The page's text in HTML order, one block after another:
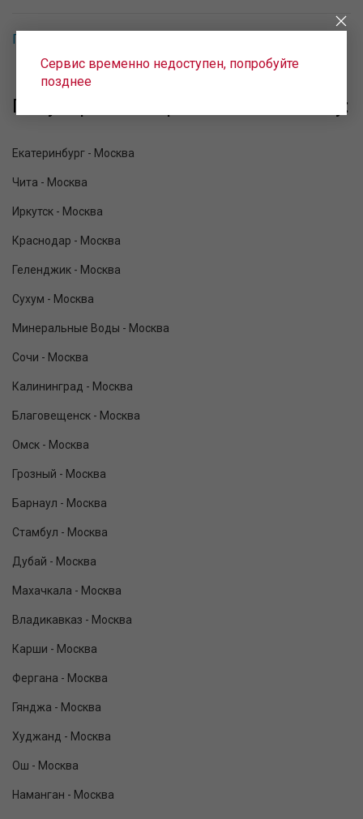
Популярные направления в Ереван
Популярные направления в Москву:
Екатеринбург - Москва
Чита - Москва
Иркутск - Москва
Краснодар - Москва
Геленджик - Москва
Сухум - Москва
Минеральные Воды - Москва
Сочи - Москва
Калининград - Москва
Благовещенск - Москва
Омск - Москва
Грозный - Москва
Барнаул - Москва
Стамбул - Москва
Дубай - Москва
Махачкала - Москва
Владикавказ - Москва
Карши - Москва
Фергана - Москва
Гянджа - Москва
Худжанд - Москва
Ош - Москва
Наманган - Москва
Сервис временно недоступен, попробуйте
позднее